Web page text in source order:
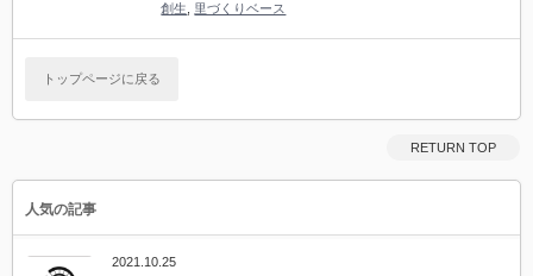
創生
里づくりベース
トップページに戻る
RETURN TOP
人気の記事
2021.10.25